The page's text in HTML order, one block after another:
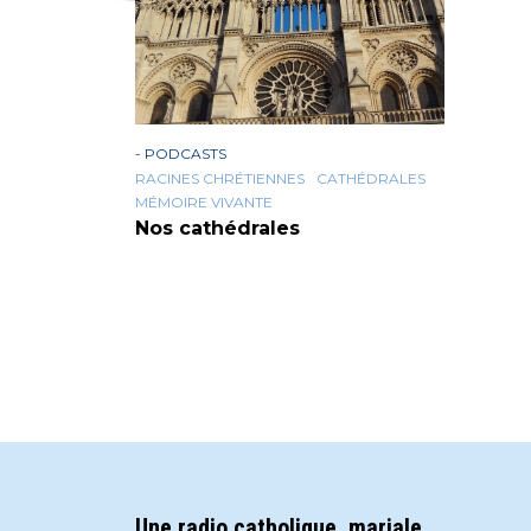
- PODCASTS
RACINES CHRÉTIENNES
CATHÉDRALES
MÉMOIRE VIVANTE
Nos cathédrales